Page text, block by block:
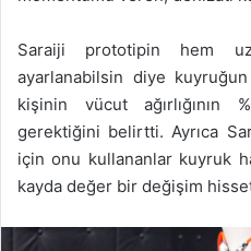
Saraiji prototipin hem
ayarlanabilsin diye
kişinin vücut ağırlığının
gerektiğini belirtti. Ayrıca
için onu kullananlar kuyruk
kayda değer bir değişim